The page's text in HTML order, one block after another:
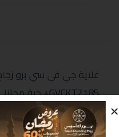
GVCKT2185+ حبة مجانا